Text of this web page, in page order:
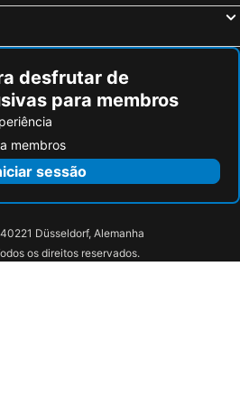
desfrutar de
para membros
membros
sessão
Düsseldorf, Alemanha
os direitos reservados.